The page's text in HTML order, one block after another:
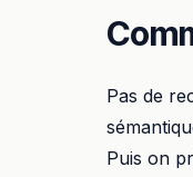
Pas de
Puis on